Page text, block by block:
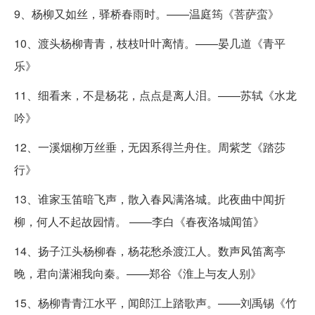
9、杨柳又如丝，驿桥春雨时。——温庭筠《菩萨蛮》
10、渡头杨柳青青，枝枝叶叶离情。——晏几道《青平
乐》
11、细看来，不是杨花，点点是离人泪。——苏轼《水龙
吟》
12、一溪烟柳万丝垂，无因系得兰舟住。周紫芝《踏莎
行》
13、谁家玉笛暗飞声，散入春风满洛城。此夜曲中闻折
柳，何人不起故园情。 ——李白《春夜洛城闻笛》
14、扬子江头杨柳春，杨花愁杀渡江人。数声风笛离亭
晚，君向潇湘我向秦。——郑谷《淮上与友人别》
15、杨柳青青江水平，闻郎江上踏歌声。——刘禹锡《竹